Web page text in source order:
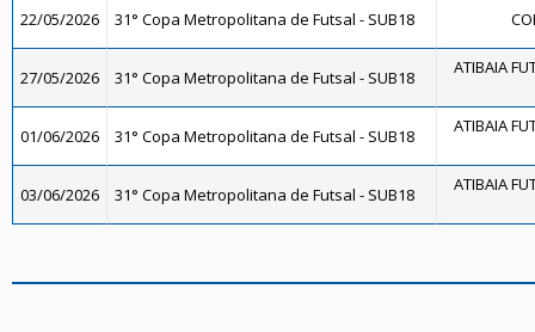
22/05/2026 31° Copa Metropolitana de Futsal - SUB18
27/05/2026 31° Copa Metropolitana de Futsal - SUB18 ATIBAIA
01/06/2026 31° Copa Metropolitana de Futsal - SUB18 ATIBAIA
03/06/2026 31° Copa Metropolitana de Futsal - SUB18 ATIBAIA